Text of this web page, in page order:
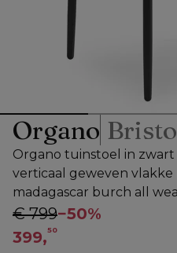
Organo
Organo tuinstoel in
verticaal geweven
madagascar burch all
€ 799−50%
399,50